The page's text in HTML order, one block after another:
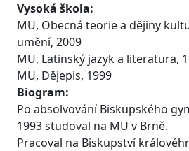
Vysoká škola:
MU, Obecná teorie a dějiny
umění, 2009
MU, Latinský jazyk a literatura,
MU, Dějepis, 1999
Biogram:
Po absolvování Biskupského
1993 studoval na MU v Brně.
Pracoval na Biskupství